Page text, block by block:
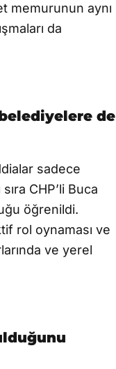
memurunun aynı
da
de
sadece
CHP’li Buca
öğrenildi.
rol oynaması ve
ve yerel